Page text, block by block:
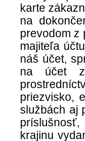
karte
na
prevodom z
majiteľa
náš účet,
na účet
priezvisko,
službách aj
príslušnosť,
krajinu